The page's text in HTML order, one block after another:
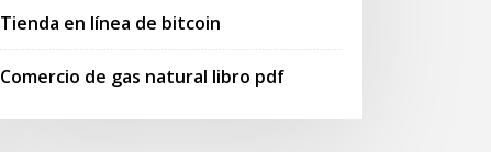
Tienda en línea de bitcoin
Comercio de gas natural libro pdf